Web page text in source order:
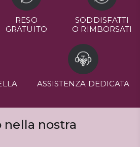
RESO
GRATUITO
SODDISFATTI
O RIMBORSATI
ASSISTENZA DEDICATA
nella nostra